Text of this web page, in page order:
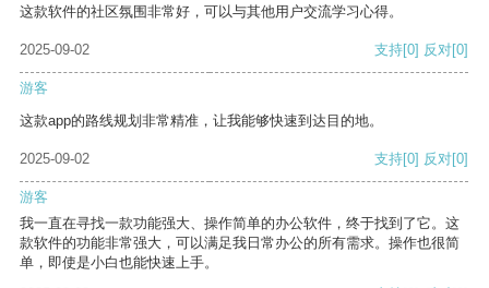
这款软件的社区氛围非常好，可以与其他用户交流学习心得。
2025-09-02 支持[0] 反对[0]
游客
这款app的路线规划非常精准，让我能够快速到达目的地。
2025-09-02 支持[0] 反对[0]
游客
我一直在寻找一款功能强大、操作简单的办公软件，终于找到了它。这
款软件的功能非常强大，可以满足我日常办公的所有需求。操作也很简
单，即使是小白也能快速上手。